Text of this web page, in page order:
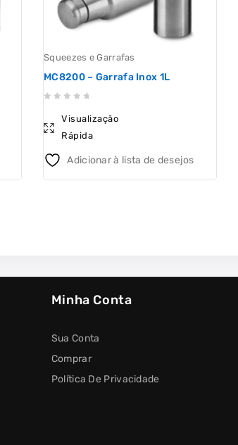
Squeezes e Garrafas
MC8200 – Garrafa Inox 1L
Visualização
Rápida
Adicionar à lista de desejos
Minha Conta
Sua Conta
Comprar
Política De Privacidade